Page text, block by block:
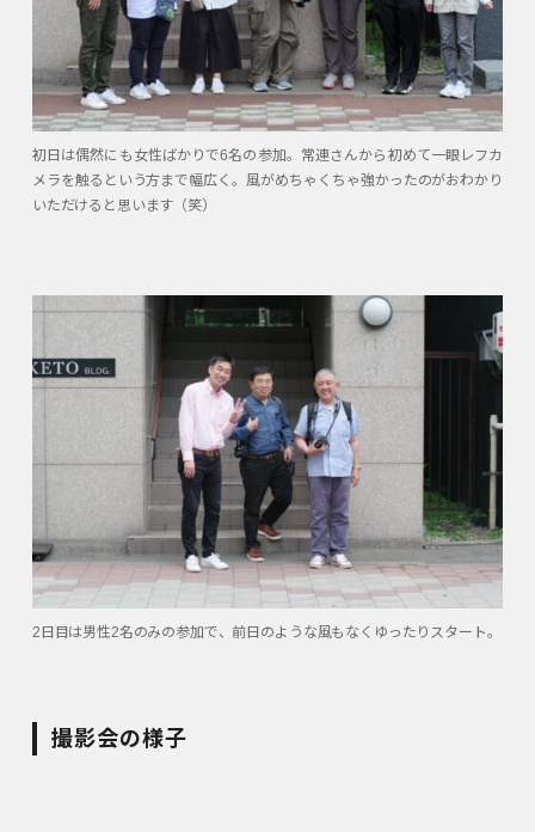
初日は偶然にも女性ばかりで6名の参加。常連さんから初めて一眼レフカ
メラを触るという方まで幅広く。風がめちゃくちゃ強かったのがおわかり
いただけると思います（笑）
2日目は男性2名のみの参加で、前日のような風もなくゆったりスタート。
撮影会の様子